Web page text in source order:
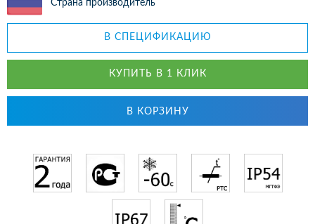
Страна производитель
В СПЕЦИФИКАЦИЮ
КУПИТЬ В 1 КЛИК
В КОРЗИНУ